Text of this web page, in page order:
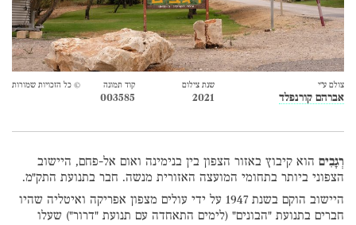
צולם ע״י
אברהם קורנפלד
שנת צילום
2021
קוד תמונה
003585
© כל הזכויות שמורות
רְגָבִים הוא קיבוץ באזור הצפון בין בנימינה ואום אל-פחם, היישוב
הצפוני ביותר בתחומי המועצה האזורית מנשה. חבר בתנועת התק"מ.
היישוב הוקם בשנת 1947 על ידי עולים מצפון אפריקה ואיטליה שהיו
חברים בתנועת "הבונים" (לימים התאחדה עם תנועת "דרור") שעלו